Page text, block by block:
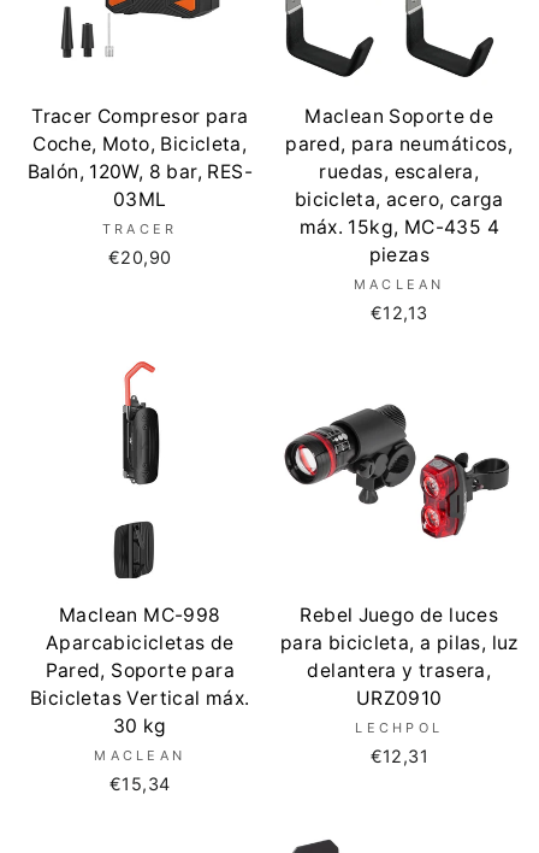
Tracer Compresor para
Coche, Moto, Bicicleta,
Balón, 120W, 8 bar, RES-
03ML
TRACER
€20,90
Maclean Soporte de
pared, para neumáticos,
ruedas, escalera,
bicicleta, acero, carga
máx. 15kg, MC-435 4
piezas
MACLEAN
€12,13
Maclean MC-998
Aparcabicicletas de
Pared, Soporte para
Bicicletas Vertical máx.
30 kg
MACLEAN
€15,34
Rebel Juego de luces
para bicicleta, a pilas, luz
delantera y trasera,
URZ0910
LECHPOL
€12,31